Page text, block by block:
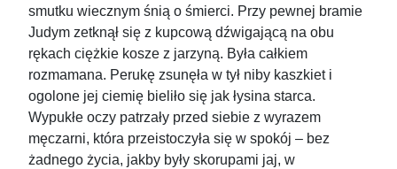
smutku wiecznym śnią o śmierci. Przy pewnej bramie
Judym zetknął się z kupcową dźwigającą na obu
rękach ciężkie kosze z jarzyną. Była całkiem
rozmamana. Perukę zsunęła w tył niby kaszkiet i
ogolone jej ciemię bieliło się jak łysina starca.
Wypukłe oczy patrzały przed siebie z wyrazem
męczarni, która przeistoczyła się w spokój – bez
żadnego życia, jakby były skorupami jaj, w